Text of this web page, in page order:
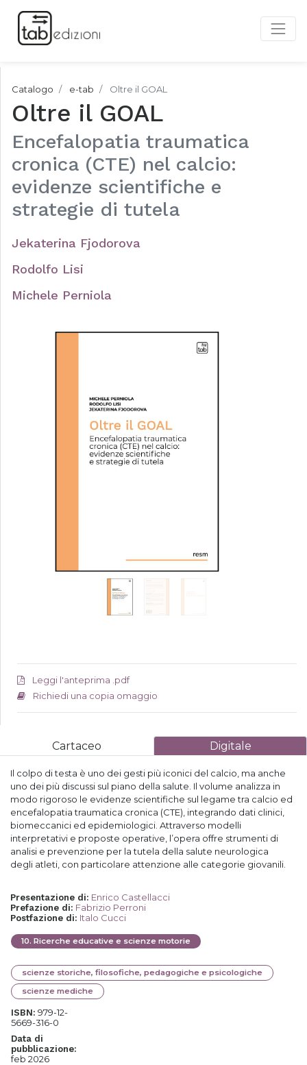
Catalogo e-tab Oltre il GOAL
Oltre il GOAL
Encefalopatia traumatica
cronica (CTE) nel calcio:
evidenze scientifiche e
strategie di tutela
Jekaterina Fjodorova
Rodolfo Lisi
Michele Perniola
Leggi l'anteprima .pdf
Richiedi una copia omaggio
Cartaceo Digitale
Il colpo di testa è uno dei gesti più iconici del calcio, ma anche
uno dei più discussi sul piano della salute. Il volume analizza in
modo rigoroso le evidenze scientifiche sul legame tra calcio ed
encefalopatia traumatica cronica (CTE), integrando dati clinici,
biomeccanici ed epidemiologici. Attraverso modelli
interpretativi e proposte operative, l’opera offre strumenti di
analisi e prevenzione per la tutela della salute neurologica
degli atleti, con particolare attenzione alle categorie giovanili.
Presentazione di: Enrico Castellacci
Prefazione di: Fabrizio Perroni
Postfazione di: Italo Cucci
10. Ricerche educative e scienze motorie
scienze storiche, filosofiche, pedagogiche e psicologiche
scienze mediche
ISBN: 979-12-
5669-316-0
Data di
pubblicazione:
feb 2026